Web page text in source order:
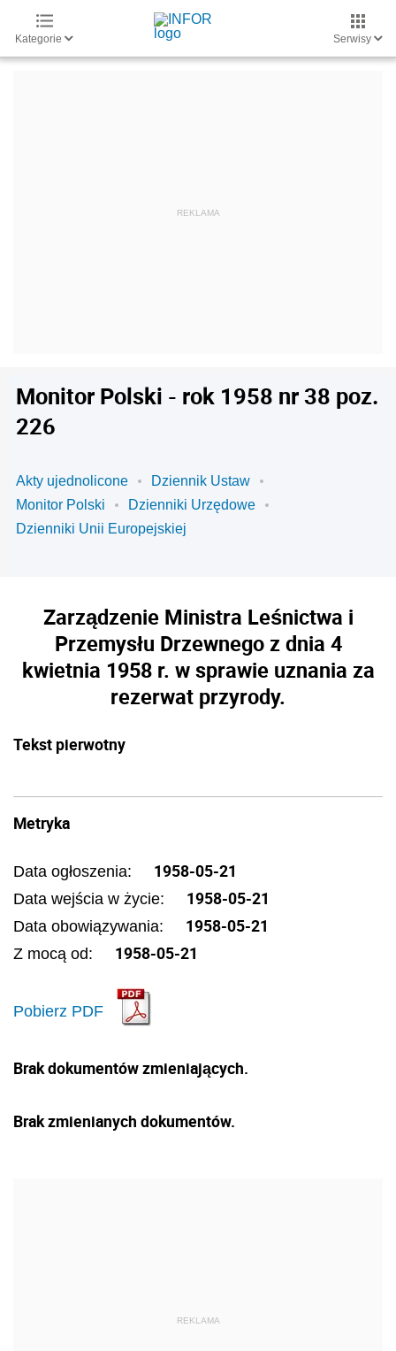
Kategorie Serwisy
Monitor Polski - rok 1958 nr 38 poz.
226
Akty ujednolicone
Dziennik Ustaw
Monitor Polski
Dzienniki Urzędowe
Dzienniki Unii Europejskiej
Zarządzenie Ministra Leśnictwa i
Przemysłu Drzewnego z dnia 4
kwietnia 1958 r. w sprawie uznania za
rezerwat przyrody.
Tekst pierwotny
Metryka
Data ogłoszenia: 1958-05-21
Data wejścia w życie: 1958-05-21
Data obowiązywania: 1958-05-21
Z mocą od: 1958-05-21
Pobierz PDF
Brak dokumentów zmieniających.
Brak zmienianych dokumentów.